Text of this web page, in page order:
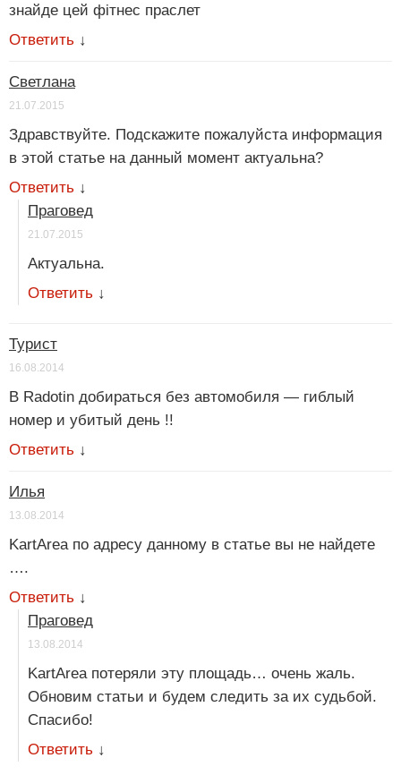
знайде цей фітнес праслет
Ответить ↓
Светлана
21.07.2015
Здравствуйте. Подскажите пожалуйста информация
в этой статье на данный момент актуальна?
Ответить ↓
Праговед
21.07.2015
Актуальна.
Ответить ↓
Турист
16.08.2014
В Radotin добираться без автомобиля — гиблый
номер и убитый день !!
Ответить ↓
Илья
13.08.2014
KartArea по адресу данному в статье вы не найдете
….
Ответить ↓
Праговед
13.08.2014
KartArea потеряли эту площадь… очень жаль.
Обновим статьи и будем следить за их судьбой.
Спасибо!
Ответить ↓